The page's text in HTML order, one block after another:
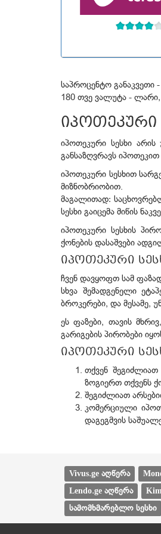
საპროცენტო
180 თვე ვალუტა -
იპოთეკური
იპოთეკური სესხი
განსაზღვრავს
იპოთეკური სესხით
მიზნობრიობით.
მაგალითად:
სესხი გაიცემა მიწის
იპოთეკური სესხის
ქონების დასაშვები
იპოთეკური
ჩვენ დავყოფთ სამ
სხვა შემადგენელი
ბროკერები, და მესამე,
ეს ფაზები, თავის
გარიგების პირობები
იპოთეკური
თქვენ შეგიძლიათ
ზოგიერთ თქვენს
შეგიძლიათ
კომერციული
დაგეგმვის
Vivus.ge აღწერა
Lendo.ge აღწერა
სამომხმარებლო სესხი